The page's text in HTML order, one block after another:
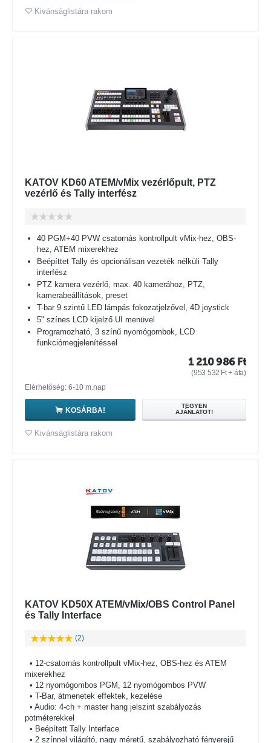
Kivánságlistára rakom
KATOV KD60 ATEM/vMix vezérlőpult, PTZ
vezérlő és Tally interfész
40 PGM+40 PVW csatornás kontrollpult vMix-hez, OBS-
hez, ATEM mixerekhez
Beépíttet Tally és opcionálisan vezeték nélküli Tally
interfész
PTZ kamera vezérlő, max. 40 kamerához, PTZ,
kamerabeállítások, preset
T-bar 9 szintű LED lámpás fokozatjelzővel, 4D joystick
5" színes LCD kijelző UI menüvel
Programozható, 3 színű nyomógombok, LCD
funkciómegjelenítéssel
1 210 986 Ft
(953 532 Ft+ áfa)
Elérhetőség: 6-10 m.nap
KOSÁRBA!
TEGYEN
AJÁNLATOT!
Kivánságlistára rakom
KATOV KD50X ATEM/vMix/OBS Control Panel
és Tally Interface
(2)
• 12-csatornás kontrollpult vMix-hez, OBS-hez és ATEM
mixerekhez
• 12 nyomógombos PGM, 12 nyomógombos PVW
• T-Bar, átmenetek effektek, kezelése
• Audio: 4-ch + master hang jelszint szabályozás
potméterekkel
• Beépített Tally Interface
• 2 színnel világító, nagy méretű, szabályozható fényerejű